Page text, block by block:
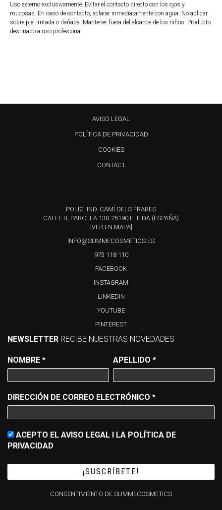
Uso externo exclusivamente. Evitar el contacto directo con los ojos y
mucosas. En caso de contacto, aclarar inmediatamente con agua. No aplicar
sobre piel irritada o dañada. Mantener fuera del alcance de los niños. Producto
destinado a uso profesional.
AVISO LEGAL
POLÍTICA DE PRIVACIDAD
COOKIES
CONTACT
POLIG. IND. CAMÍ DELS FRARES
CALLE B, PARCELA 13B 25190 LLEIDA (ESPAÑA)
[VER EN MAPA]
INFO@SUMMECOSMETICS.ES
973 118 110
FACEBOOK
INSTAGRAM
LINKEDIN
YOUTUBE
PINTEREST
NEWSLETTER RECIBE NUESTRAS NOVEDADES
NOMBRE * APELLIDO*
DIRECCIÓN DE CORREO ELECTRÓNICO *
ACEPTO EL AVISO LEGAL I LA POLÍTICA DE
PRIVACIDAD
CONSENTIMIENTO DE SUMMECOSMETICS